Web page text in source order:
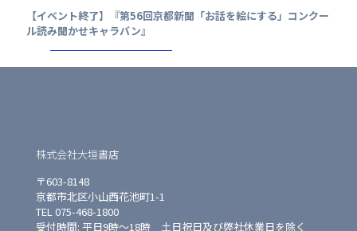
【イベント終了】『第56回京都新聞「お話を絵にする」コンクー
ル読み聞かせキャラバン』
株式会社大垣書店
〒603-8148
京都市北区小山西花池町1-1
TEL 075-468-1800
受付時間: 平日9時〜18時 土日祝日及び弊社休業日を除く